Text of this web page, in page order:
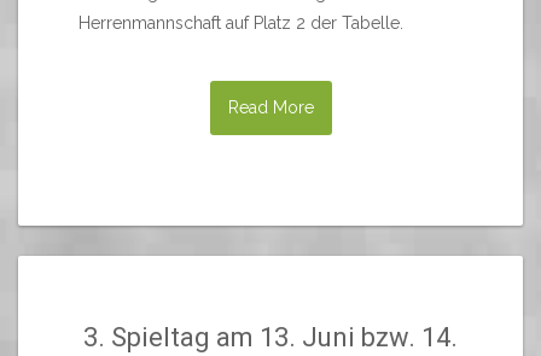
Herrenmannschaft auf Platz 2 der Tabelle.
Read More
3. Spieltag am 13. Juni bzw. 14.